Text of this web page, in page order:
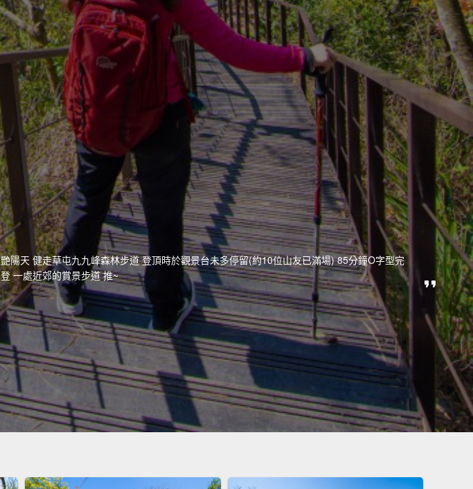
艷陽天 健走草屯九九峰森林步道 登頂時於觀景台未多停留(約10位山友已滿場) 85分鐘O字型完
登 一處近郊的賞景步道 推~